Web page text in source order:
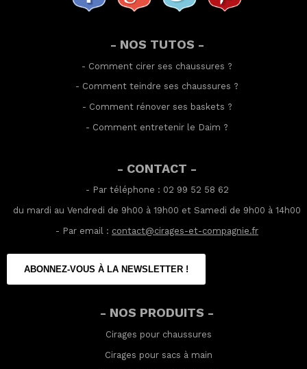
- NOS TUTOS -
- Comment cirer ses chaussures ?
- Comment teindre ses chaussures ?
- Comment rénover ses baskets ?
- Comment entretenir le Daim ?
- CONTACT -
- Par téléphone : 02 99 52 58 62
du mardi au Vendredi de 9h00 à 19h00 et Samedi de 9h00 à 14h00
- Par email : contact@cirages-et-compagnie.fr
ABONNEZ-VOUS À LA NEWSLETTER !
- NOS PRODUITS -
Cirages pour chaussures
Cirages pour sacs à main